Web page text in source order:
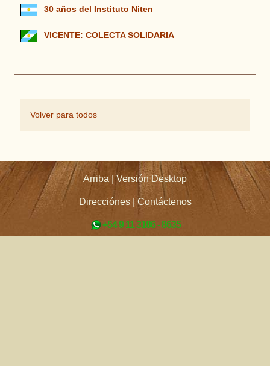
30 años del Instituto Niten
VICENTE: COLECTA SOLIDARIA
Volver para todos
Arriba |Versión Desktop
Direcciónes| Contáctenos
+54 9 11 3186 - 8635